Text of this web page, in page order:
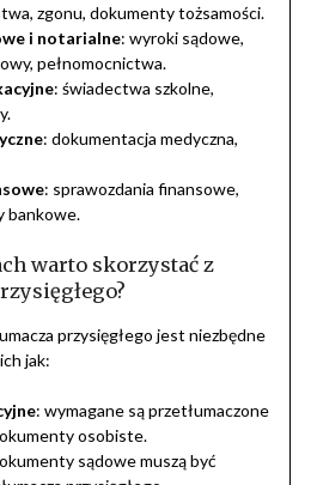
zgonu, dokumenty tożsamości.
i notarialne: wyroki sądowe,
pełnomocnictwa.
: świadectwa szkolne,
: dokumentacja medyczna,
: sprawozdania finansowe,
bankowe.
warto skorzystać z
przysięgłego jest niezbędne
jak:
: wymagane są przetłumaczone
osobiste.
sądowe muszą być